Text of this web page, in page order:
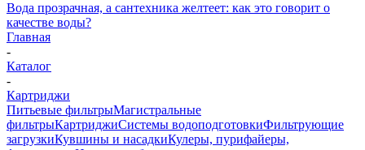
Вода прозрачная, а сантехника желтеет: как это говорит о
качестве воды?
Главная
-
Каталог
-
Картриджи
Питьевые фильтрыМагистральные
фильтрыКартриджиСистемы водоподготовкиФильтрующие
загрузкиКувшины и насадкиКулеры, пурифайеры,